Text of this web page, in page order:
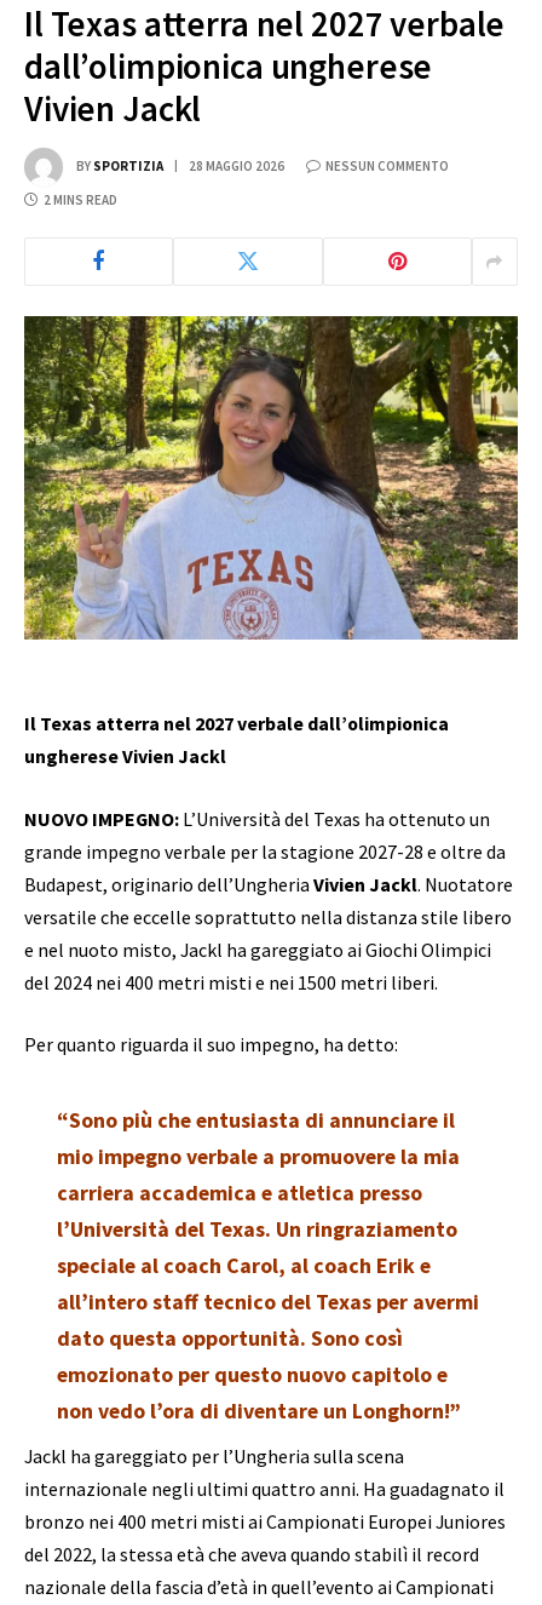
Il Texas atterra nel 2027 verbale
dall’olimpionica ungherese
Vivien Jackl
BY SPORTIZIA 28 MAGGIO 2026 NESSUN COMMENTO
2 MINS READ
Il Texas atterra nel 2027 verbale dall’olimpionica
ungherese Vivien Jackl
NUOVO IMPEGNO: L’Università del Texas ha ottenuto un
grande impegno verbale per la stagione 2027-28 e oltre da
Budapest, originario dell’Ungheria Vivien Jackl. Nuotatore
versatile che eccelle soprattutto nella distanza stile libero
e nel nuoto misto, Jackl ha gareggiato ai Giochi Olimpici
del 2024 nei 400 metri misti e nei 1500 metri liberi.
Per quanto riguarda il suo impegno, ha detto:
“Sono più che entusiasta di annunciare il
mio impegno verbale a promuovere la mia
carriera accademica e atletica presso
l’Università del Texas. Un ringraziamento
speciale al coach Carol, al coach Erik e
all’intero staff tecnico del Texas per avermi
dato questa opportunità. Sono così
emozionato per questo nuovo capitolo e
non vedo l’ora di diventare un Longhorn!”
Jackl ha gareggiato per l’Ungheria sulla scena
internazionale negli ultimi quattro anni. Ha guadagnato il
bronzo nei 400 metri misti ai Campionati Europei Juniores
del 2022, la stessa età che aveva quando stabilì il record
nazionale della fascia d’età in quell’evento ai Campionati